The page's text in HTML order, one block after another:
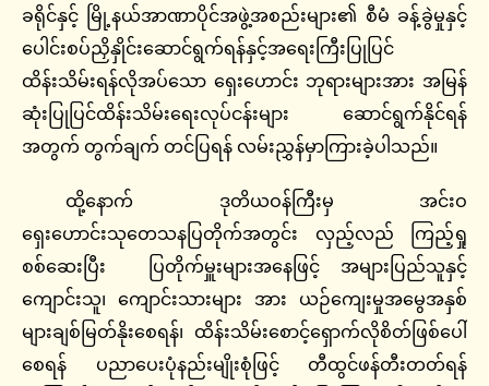
ခရိုင်နှင့် မြို့နယ်အာဏာပိုင်အဖွဲ့အစည်းများ၏ စီမံ ခန့်ခွဲမှုနှင့်
ပေါင်းစပ်ညှိနှိုင်းဆောင်ရွက်ရန်နှင့်အရေးကြီးပြုပြင်
ထိန်းသိမ်းရန်လိုအပ်သော ရှေးဟောင်း ဘုရားများအား အမြန်
ဆုံးပြုပြင်ထိန်းသိမ်းရေးလုပ်ငန်းများ ဆောင်ရွက်နိုင်ရန်
အတွက် တွက်ချက် တင်ပြရန် လမ်းညွှန်မှာကြားခဲ့ပါသည်။
ထို့နောက် ဒုတိယဝန်ကြီးမှ အင်းဝ
ရှေးဟောင်းသုတေသနပြတိုက်အတွင်း လှည့်လည် ကြည့်ရှု
စစ်ဆေးပြီး ပြတိုက်မှူးများအနေဖြင့် အများပြည်သူနှင့်
ကျောင်းသူ၊ ကျောင်းသားများ အား ယဉ်ကျေးမှုအမွေအနှစ်
များချစ်မြတ်နိုးစေရန်၊ ထိန်းသိမ်းစောင့်ရှောက်လိုစိတ်ဖြစ်ပေါ်
စေရန် ပညာပေးပုံနည်းမျိုးစုံဖြင့် တီထွင်ဖန်တီးတတ်ရန်